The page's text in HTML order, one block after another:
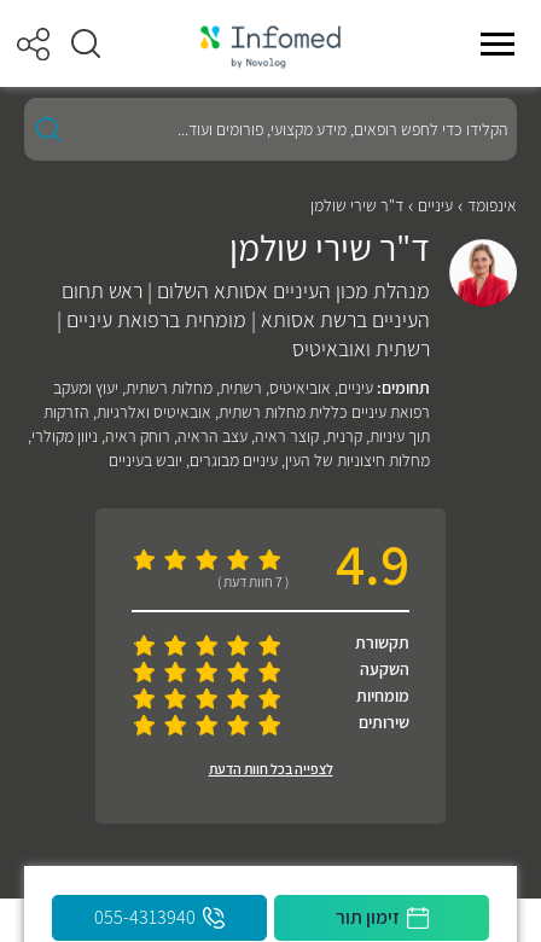
הקלידו
כדי
לחפש
מקצועי,
פורומים
ועוד...
אינפומד עיניים ד"ר שירי שולמן
ד"ר שירי שולמן
מנהלת מכון העיניים אסותא השלום | ראש תחום
העיניים ברשת אסותא | מומחית ברפואת עיניים |
רשתית ואובאיטיס
תחומים: עיניים, אוביאיטיס, רשתית, מחלות רשתית, יעוץ ומעקב
רפואת עיניים כללית מחלות רשתית, אובאיטיס ואלרגיות, הזרקות
תוך עיניות, קרנית, קוצר ראיה, עצב הראיה, רוחק ראיה, ניוון מקולרי,
מחלות חיצוניות של העין, עיניים מבוגרים, יובש בעיניים
4.9 ( 7 חוות דעת )
תקשורת
השקעה
מומחיות
שירותים
לצפייה בכל חוות הדעת
זימון תור 055-4313940